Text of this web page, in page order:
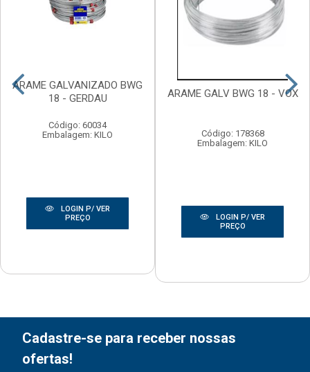
ARAME GALVANIZADO BWG
18 - GERDAU
Código: 60034
Embalagem: KILO
LOGIN P/ VER
PREÇO
ARAME GALV BWG 18 - VOX
Código: 178368
Embalagem: KILO
LOGIN P/ VER
PREÇO
Cadastre-se para receber nossas
ofertas!